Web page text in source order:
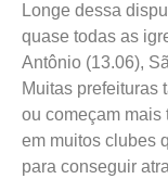
Longe dessa
quase todas as
Antônio (13.06),
Muitas prefeituras
ou começam mais
em muitos clubes
para conseguir